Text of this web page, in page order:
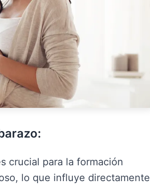
crucial para la formación
lo que influye directamente